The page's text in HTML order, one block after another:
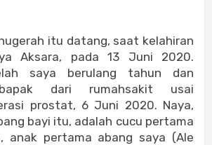
itu datang, saat kelahiran
Aksara, pada 13 Juni 2020.
saya berulang tahun dan
dari rumahsakit usai
prostat, 6 Juni 2020. Naya,
bayi itu, adalah cucu pertama
anak pertama abang saya (Ale